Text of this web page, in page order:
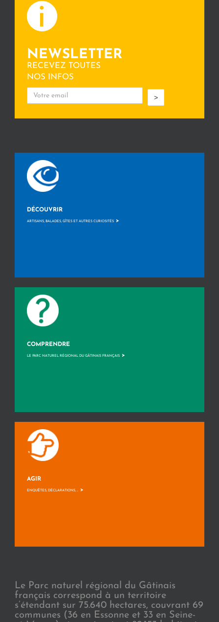
NEWSLETTER
RECEVEZ TOUTES
NOS INFOS
>
DÉCOUVRIR
ARTISANS, BALADES, GÎTES ET AUTRES CURIOSITÉS >
COMPRENDRE
LE PARC NATUREL RÉGIONAL DU GÂTINAIS FRANÇAIS >
AGIR
ENQUÊTES, DÉCLARATIONS, ... >
Le Parc naturel régional du Gâtinais
français correspond à un territoire
s’étendant sur 75.640 hectares, couvrant 69
communes (36 en Essonne et 33 en Seine-